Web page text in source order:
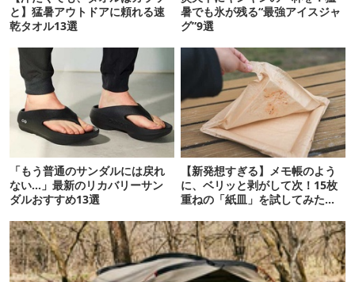
と】猛暑アウトドアに頼れる速
乾タオル13選
暑でも氷が残る“最強アイスジャ
グ”9選
「もう普通のサンダルには戻れ
ない…」最新のリカバリーサン
ダルおすすめ13選
【新発想すぎる】メモ帳のよう
に、ベリッと剥がして次！15枚
重ねの「紙皿」を試してみた